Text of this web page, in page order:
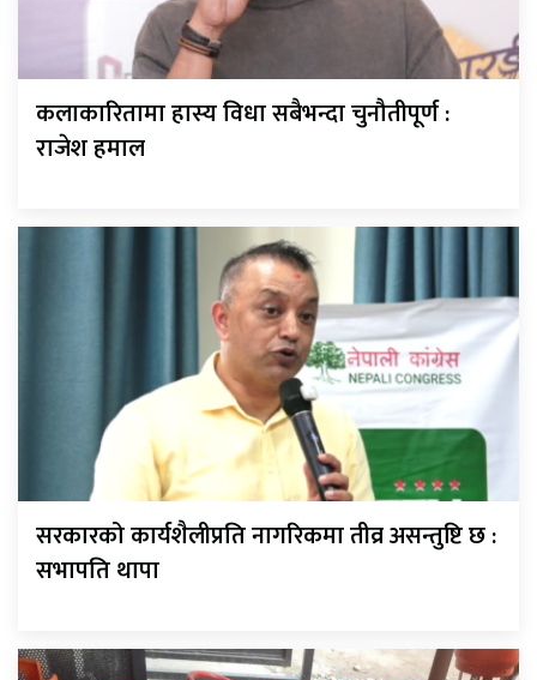
कलाकारितामा हास्य विधा सबैभन्दा चुनौतीपूर्ण :
राजेश हमाल
सरकारको कार्यशैलीप्रति नागरिकमा तीव्र असन्तुष्टि छ :
सभापति थापा